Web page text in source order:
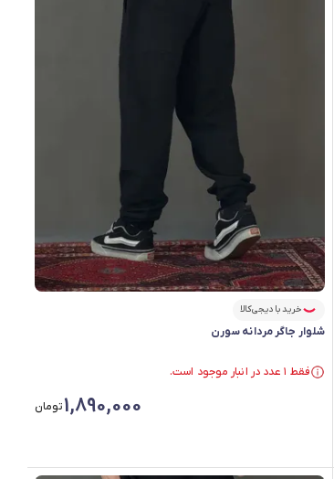
خرید با دیجی‌کالا
شلوار جاگر مردانه سورن
در سبد خرید بیش از ۳۰ نفر.
1,890,000تومان